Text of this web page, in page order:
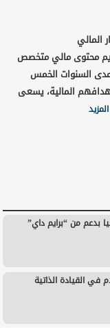
المالي
محتوى مالي متخصص
مدى السنوات الخمس
المالية، يسعى
بدعم من “برايم داي”
في القيادة الذاتية